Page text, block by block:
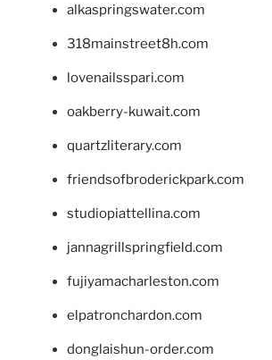
alkaspringswater.com
318mainstreet8h.com
lovenailsspari.com
oakberry-kuwait.com
quartzliterary.com
friendsofbroderickpark.com
studiopiattellina.com
jannagrillspringfield.com
fujiyamacharleston.com
elpatronchardon.com
donglaishun-order.com